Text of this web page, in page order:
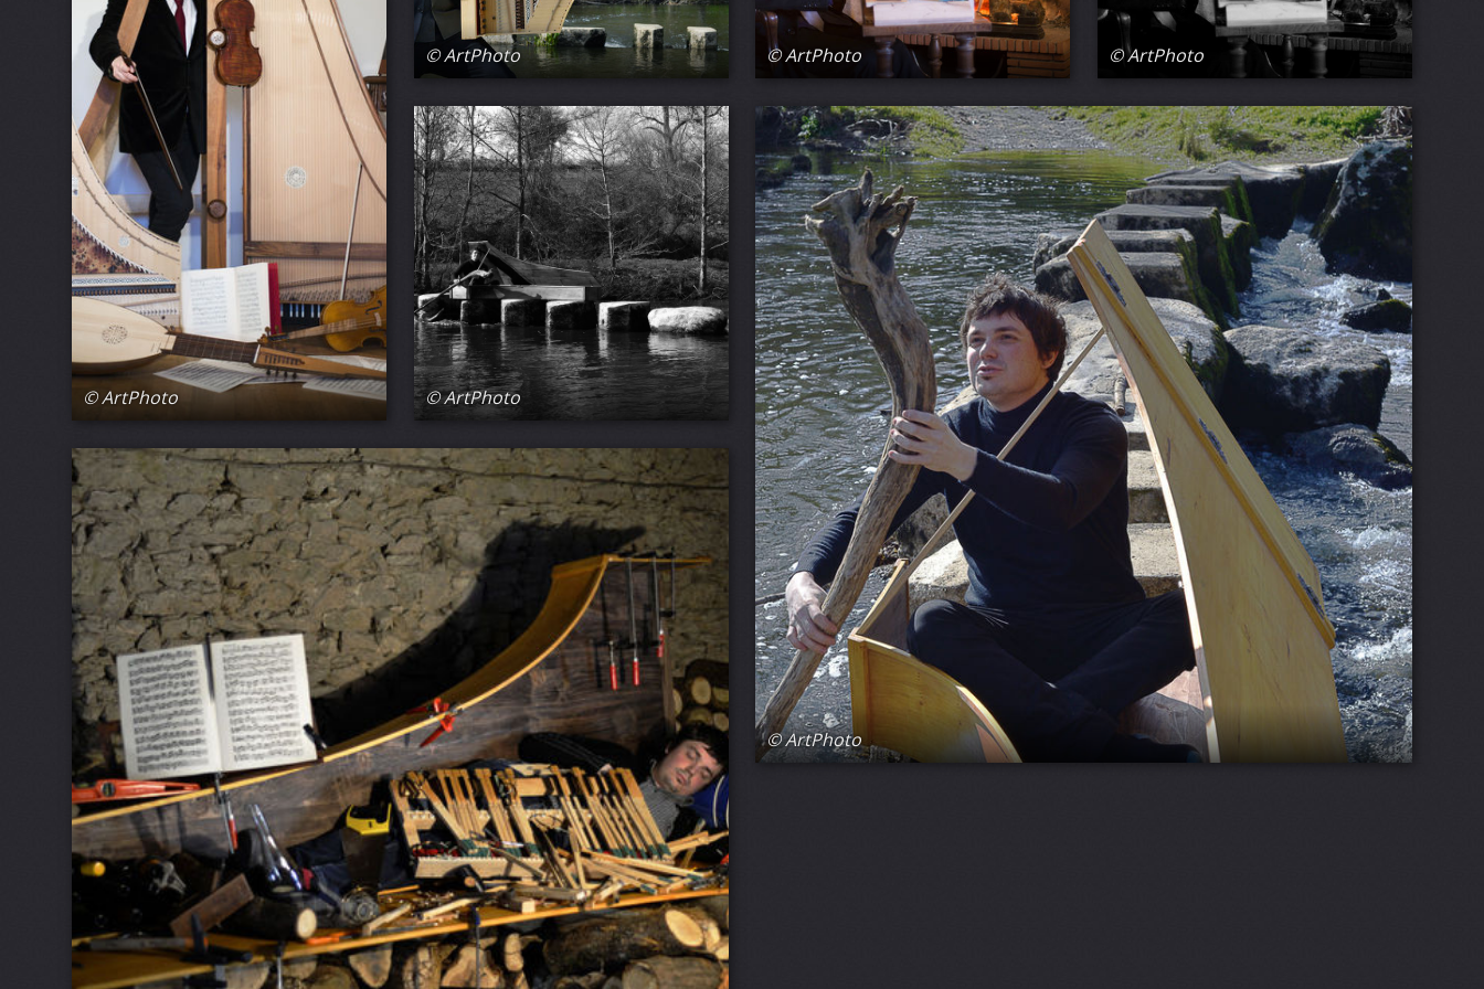
© ArtPhoto
© ArtPhoto © ArtPhoto © ArtPhoto
© ArtPhoto
© ArtPhoto